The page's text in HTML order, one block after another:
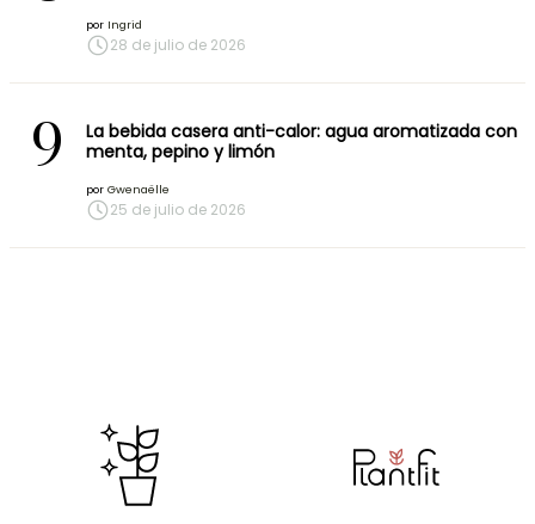
por Ingrid
28 de julio de 2026
9
La bebida casera anti-calor: agua aromatizada con
menta, pepino y limón
por Gwenaëlle
25 de julio de 2026